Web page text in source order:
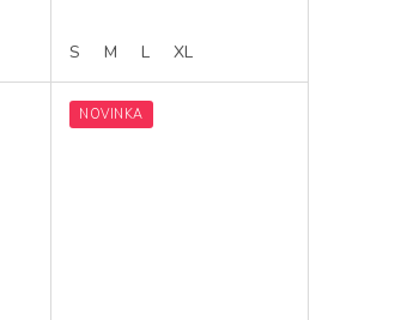
S M L XL
NOVINKA